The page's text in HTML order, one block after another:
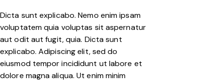
Dicta sunt explicabo. Nemo enim ipsam
voluptatem quia voluptas sit aspernatur
aut odit aut fugit, quia. Dicta sunt
explicabo. Adipiscing elit, sed do
eiusmod tempor incididunt ut labore et
dolore magna aliqua. Ut enim minim